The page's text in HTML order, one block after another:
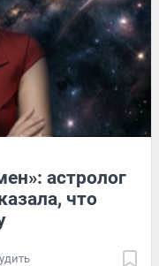
астролог
что